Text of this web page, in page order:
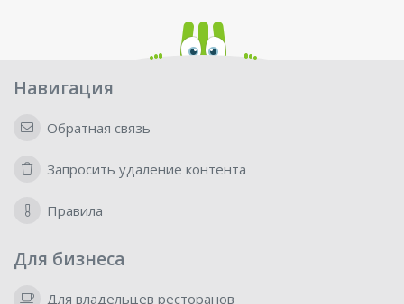
Навигация
Обратная связь
Запросить удаление контента
Правила
Для бизнеса
Для владельцев ресторанов